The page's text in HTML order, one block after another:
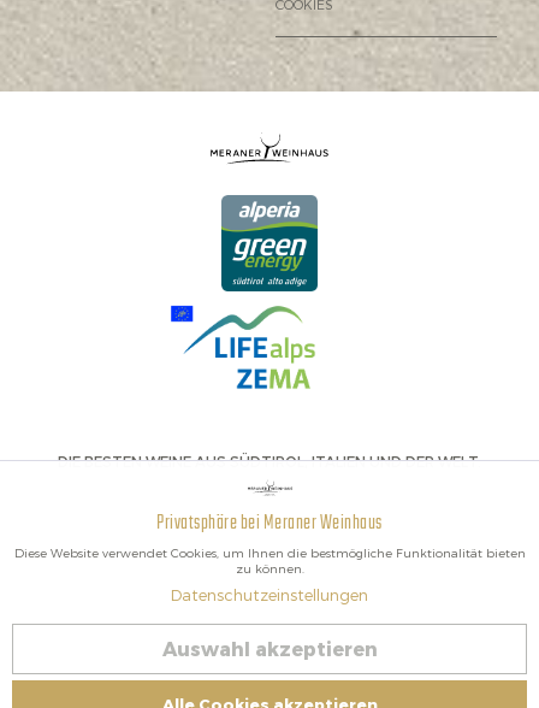
COOKIES
DIE BESTEN WEINE AUS SÜDTIROL, ITALIEN UND DER WELT.
Vertrag widerrufen
| MwSt-Nr. IT02578060218 | Bio-Zertifiziert:
Tracking Inaktiv
Privatsphäre bei Meraner Weinhaus
Diese Website verwendet Cookies, um Ihnen die bestmögliche Funktionalität bieten
zu können.
Datenschutzeinstellungen
Auswahl akzeptieren